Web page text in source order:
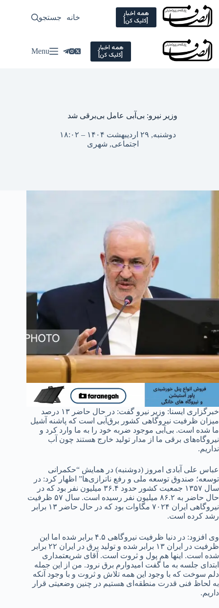
Skip
content
همه اخبار
[کلیک کن] خانه سیاسی
جستجو
همه اخبار
[کلیک کن] Menu
وزیر نیرو: بی‌آبی عامل بی‌برقی شد
دوشنبه, ۲۹ اردیبهشت ۱۴۰۴ – ۱۸:۰۲
اجتماعی, شهری
خبرگزاری ایسنا: وزیر نیرو گفت: در حال حاضر ۱۳ درصد
میزان ظرفیت نیروگاهی کشور برق‌آبی است که پاشنه آشیل
ما شده است. بی‌آبی موجود ضربه خود را به ما وارد کرد و
نیروگاه‌های برقی ما از مدار تولید خارج هستند چون آب
نداریم.
عباس علی آبادی امروز (دوشنبه) در همایش “حکمرانی
توسعه؛ صندوق توسعه ملی و رفع ناترازی‌ها” اظهار کرد: در
سال ۱۳۵۷ جمعیت کشور حدود ۳۶.۴ میلیون نفر بود که در
حال حاضر به ۸۶.۲ میلیون نفر رسیده است. سال ۵۷ ظرفیت
نیروگاهی ایران ۷۰۲۴ مگاوات بود که در حال حاضر ۱۳ برابر
رشد کرده است.
وی افزود: در دنیا ظرفیت نیروگاهی ۴.۵ برابر شده اما این
ظرفیت در ایران ۱۳ برابر شده و تولید برق در ایران ۲۲ برابر
شده است‌. اینها هم پول و ثروت است. آقای شریعتمداری
ابتدای جلسه به ما گفت امیدوارم برق نرود. من از این جمله
دلم سوخت که با وجود این همه تلاش و ثروت و با وجود آنکه
به لحاظ فنی قدرت منطقه‌ای هستیم در چنین وضعیتی قرار
داریم.